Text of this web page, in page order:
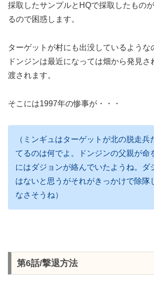
採取したサンプルとHQで採取したもの
るので困惑します。
ターゲットが村にも出没しているような
ドンジンは最近になっては畑から発見さ
渡されます。
そこには1997年の惨事が・・・
（ミンギュはターゲットが北の脱走兵
てるのは何でよ。ドンジンの父親が命
にはダジョンが絡んでいたようね。ダ
はないと思うがそれがきっかけで除隊
なさそうね）
第6話/撃退方法